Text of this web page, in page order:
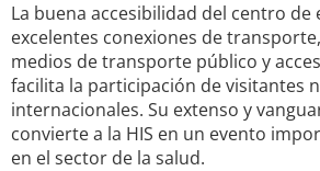
La buena accesibilidad del centro de
excelentes conexiones de
medios de transporte público y
facilita la participación de visitantes
internacionales. Su extenso y
convierte a la HIS en un evento
en el sector de la salud.